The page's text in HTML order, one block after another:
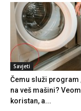
Savjeti
Čemu služi program
na veš mašini?
koristan, a...